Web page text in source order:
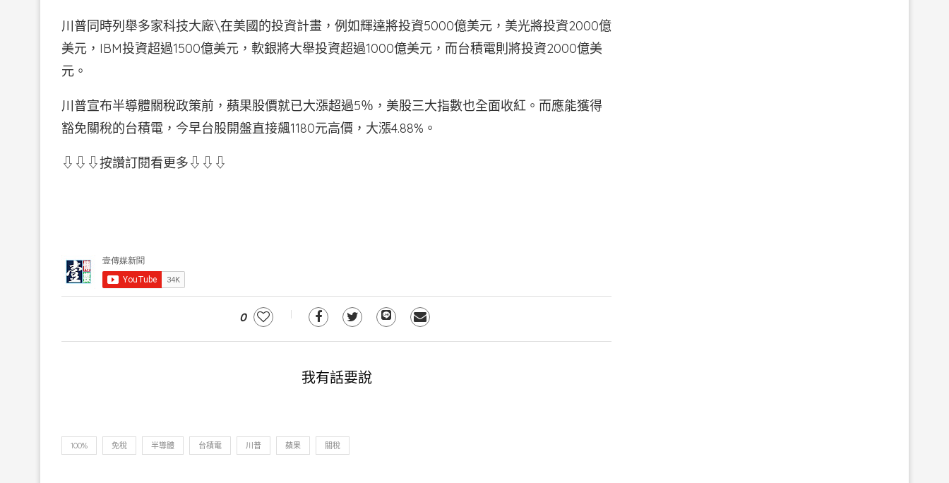
川普同時列舉多家科技大廠\在美國的投資計畫，例如輝達將投資5000億美元，美光將投資2000億
美元，IBM投資超過1500億美元，軟銀將大舉投資超過1000億美元，而台積電則將投資2000億美
元。
川普宣布半導體關稅政策前，蘋果股價就已大漲超過5％，美股三大指數也全面收紅。而應能獲得
豁免關稅的台積電，今早台股開盤直接飆1180元高價，大漲4.88%。
⇩⇩⇩按讚訂閱看更多⇩⇩⇩
0
我有話要說
100% 免稅 半導體 台積電 川普 蘋果 關稅